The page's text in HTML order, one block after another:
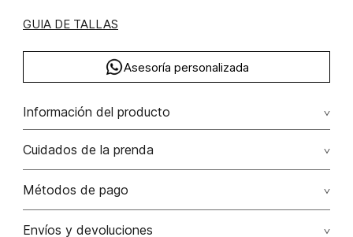
GUIA DE TALLAS
Asesoría personalizada
Información del producto
Algodón 100% 100.00% algodón/cotton
Cuidados de la prenda
Lavado profesional en húmedo (w) planchar con vapor
No lavar
Métodos de pago
Tarjetas de crédito: Visa, Dinners, Master Card y American
Envíos y devoluciones